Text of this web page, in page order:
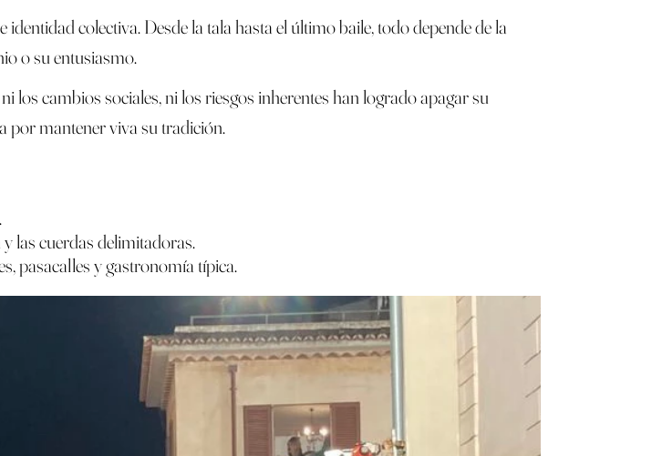
colectiva. Desde la tala hasta el último baile, todo depende de la
o su entusiasmo.
los cambios sociales, ni los riesgos inherentes han logrado apagar su
por mantener viva su tradición.
las cuerdas delimitadoras.
pasacalles y gastronomía típica.